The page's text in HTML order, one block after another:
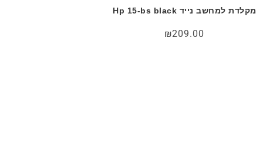
מקלדת למחשב נייד Hp 15-bs black
₪209.00